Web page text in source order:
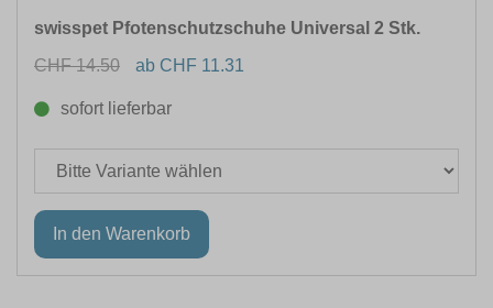
swisspet Pfotenschutzschuhe Universal 2 Stk.
CHF 14.50
ab CHF 11.31
sofort lieferbar